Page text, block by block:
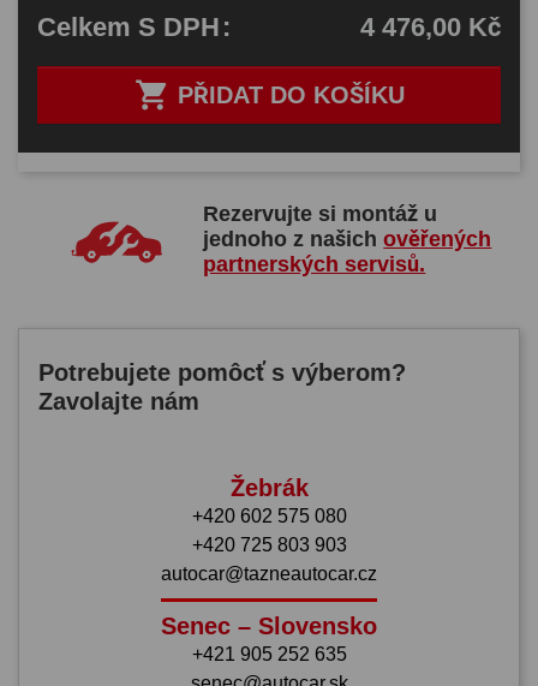
 PŘIDAT DO KOŠÍKU
Celkem S DPH: 4 476,00 Kč
Rezervujte si montáž u
jednoho z našichověřených
partnerských servisů.
Potrebujete pomôcť s výberom?
Zavolajte nám
Žebrák
+420 602 575 080
+420 725 803 903
autocar@tazneautocar.cz
Senec – Slovensko
+421 905 252 635